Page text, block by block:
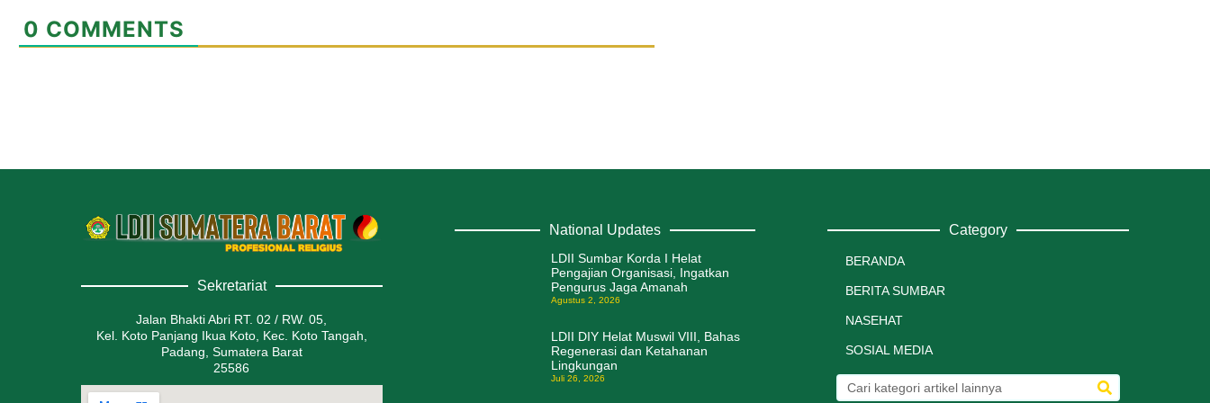
0 COMMENTS
Sekretariat
Jalan Bhakti Abri RT. 02 / RW. 05,
Kel. Koto Panjang Ikua Koto, Kec. Koto Tangah,
Padang, Sumatera Barat
25586
National Updates
LDII Sumbar Korda I Helat
Pengajian Organisasi, Ingatkan
Pengurus Jaga Amanah
Agustus 2, 2026
LDII DIY Helat Muswil VIII, Bahas
Regenerasi dan Ketahanan
Lingkungan
Juli 26, 2026
Category
BERANDA
BERITA SUMBAR
NASEHAT
SOSIAL MEDIA